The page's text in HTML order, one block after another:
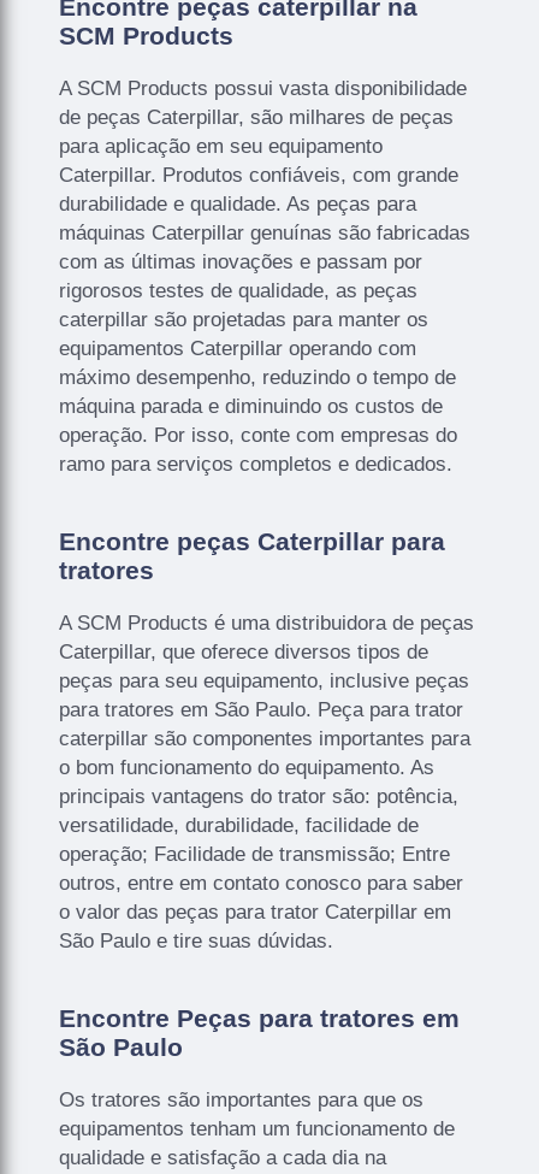
Encontre peças caterpillar na
SCM Products
A SCM Products possui vasta disponibilidade
de peças Caterpillar, são milhares de peças
para aplicação em seu equipamento
Caterpillar. Produtos confiáveis, com grande
durabilidade e qualidade. As peças para
máquinas Caterpillar genuínas são fabricadas
com as últimas inovações e passam por
rigorosos testes de qualidade, as peças
caterpillar são projetadas para manter os
equipamentos Caterpillar operando com
máximo desempenho, reduzindo o tempo de
máquina parada e diminuindo os custos de
operação. Por isso, conte com empresas do
ramo para serviços completos e dedicados.
Encontre peças Caterpillar para
tratores
A SCM Products é uma distribuidora de peças
Caterpillar, que oferece diversos tipos de
peças para seu equipamento, inclusive peças
para tratores em São Paulo. Peça para trator
caterpillar são componentes importantes para
o bom funcionamento do equipamento. As
principais vantagens do trator são: potência,
versatilidade, durabilidade, facilidade de
operação; Facilidade de transmissão; Entre
outros, entre em contato conosco para saber
o valor das peças para trator Caterpillar em
São Paulo e tire suas dúvidas.
Encontre Peças para tratores em
São Paulo
Os tratores são importantes para que os
equipamentos tenham um funcionamento de
qualidade e satisfação a cada dia na